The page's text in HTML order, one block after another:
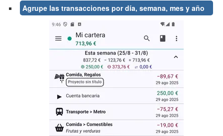
Agrupe las transacciones por día, semana, mes y año